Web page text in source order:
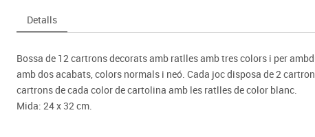
Videoprojecció
Taules escolars, abatibles i polivalents
Penjadors, prestatges i taquilles
Cadires, bancs i tamborets
Entrenament
Foam
Esports
Detalls
Bossa de 12 cartrons decorats amb ratlles amb tres colors i per
amb dos acabats, colors normals i neó. Cada joc disposa de 2
cartrons de cada color de cartolina amb les ratlles de color blanc.
Mida: 24 x 32 cm.